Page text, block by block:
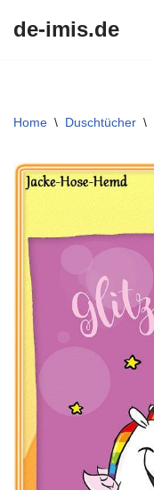
de-imis.de
Home \ Duschtücher \